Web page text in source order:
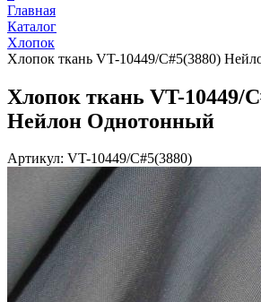
Главная
Каталог
Хлопок
Хлопок ткань VT-10449/C#5(3880)
Хлопок ткань VT-10449/
Нейлон Однотонный
Артикул: VT-10449/C#5(3880)